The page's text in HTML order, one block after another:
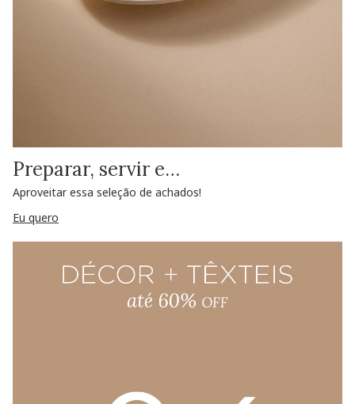
Preparar, servir e…
Aproveitar essa seleção de achados!
Eu quero